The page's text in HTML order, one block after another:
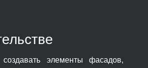
элементы фасадов,